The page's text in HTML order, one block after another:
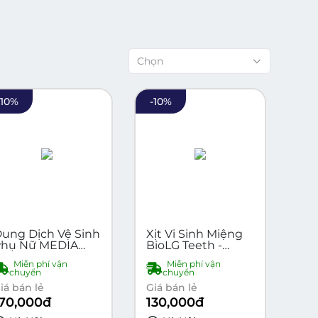
Chọn
10%
Dịch Vệ Sinh
Nữ MEDIA
GEL 150ml - Dịu
Sạch Thoáng,
Tự Tin Mỗi Ngày
Miễn phí vận
chuyển
bán lẻ
đ
-10%
Xịt Vi Sinh Miệng
BioLG Teeth -
Thơm Miệng,
Chống Sâu Răng,
An Toàn Cho Bé
Miễn phí vận
chuyển
Giá bán lẻ
130,000đ